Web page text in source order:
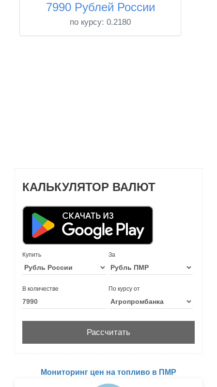
7990 Рублей России
по курсу: 0.2180
КАЛЬКУЛЯТОР ВАЛЮТ
Купить За
В количестве По курсу от
Мониторинг цен на топливо в ПМР